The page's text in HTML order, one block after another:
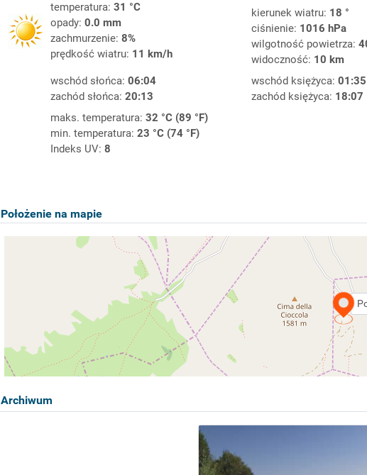
temperatura: 31 °C
opady: 0.0 mm
zachmurzenie: 8%
prędkość wiatru: 11 km/h
kierunek wiatru: 18 °
ciśnienie: 1016 hPa
wilgotność powietrza:
widoczność: 10 km
wschód słońca: 06:04
zachód słońca: 20:13
wschód księżyca: 01:35
zachód księżyca: 18:07
maks. temperatura: 32 °C (89 °F)
min. temperatura: 23 °C (74 °F)
Indeks UV: 8
Położenie na mapie
Archiwum